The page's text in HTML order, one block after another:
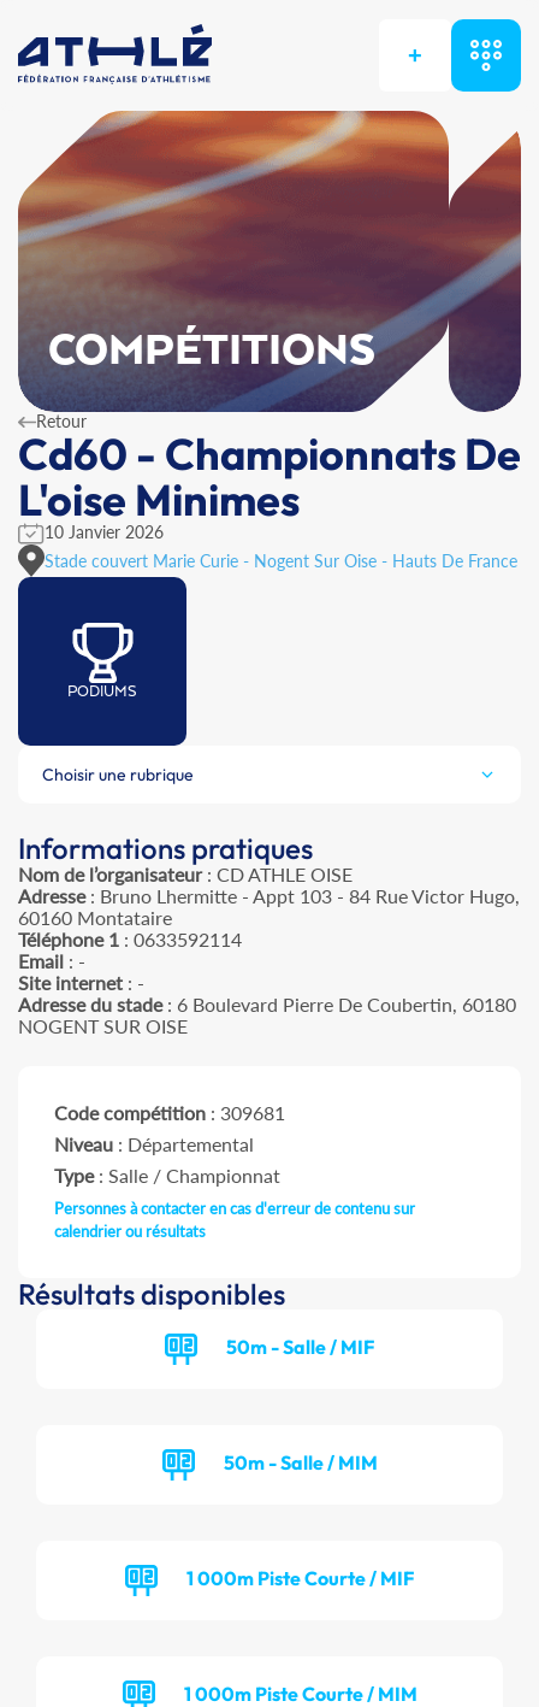
+
COMPÉTITIONS
Retour
Cd60 - Championnats De
L'oise Minimes
10 Janvier 2026
Stade couvert Marie Curie - Nogent Sur Oise - Hauts De France
PODIUMS
Choisir une rubrique
Informations pratiques
Nom de l’organisateur: CD ATHLE OISE
Adresse: Bruno Lhermitte - Appt 103 - 84 Rue Victor Hugo,
60160 Montataire
Téléphone 1 : 0633592114
Email : -
Site internet : -
Adresse du stade: 6 Boulevard Pierre De Coubertin, 60180
NOGENT SUR OISE
Code compétition : 309681
Niveau : Départemental
Type: Salle / Championnat
Personnes à contacter en cas d'erreur de contenu sur
calendrier ou résultats
Résultats disponibles
50m - Salle / MIF
50m - Salle / MIM
1 000m Piste Courte / MIF
1 000m Piste Courte / MIM